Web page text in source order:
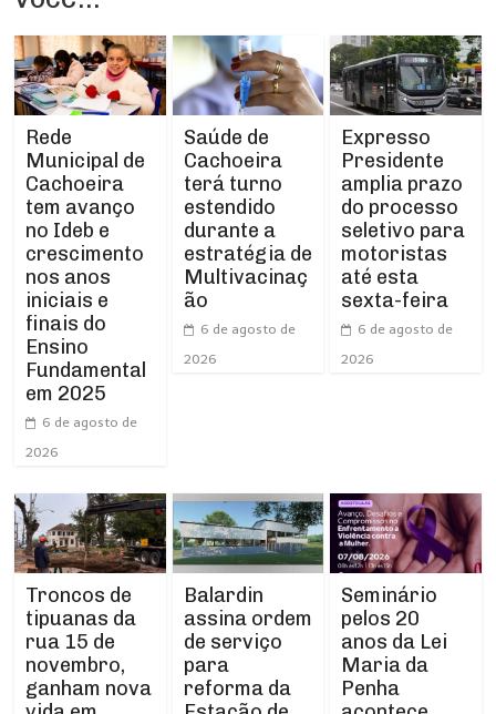
Rede
Municipal de
Cachoeira
tem avanço
no Ideb e
crescimento
nos anos
iniciais e
finais do
Ensino
Fundamental
em 2025
6 de agosto de
2026
Saúde de
Cachoeira
terá turno
estendido
durante a
estratégia de
Multivacinaç
ão
6 de agosto de
2026
Expresso
Presidente
amplia prazo
do processo
seletivo para
motoristas
até esta
sexta-feira
6 de agosto de
2026
Troncos de
tipuanas da
rua 15 de
novembro,
ganham nova
Balardin
assina ordem
de serviço
para
reforma da
Seminário
pelos 20
anos da Lei
Maria da
Penha